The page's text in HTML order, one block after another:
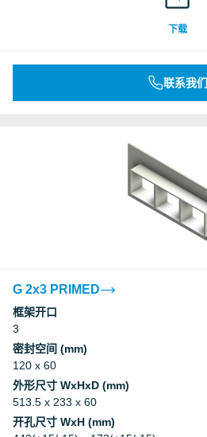
Underwriters Laboratories Inc.
Underwriters Laboratories Inc.
Underwriters Laboratories Inc.
Deutsches Institut für Bautechnik, DIBt
Deutsches Institut für Bautechnik, DIBt
下载
联系我们
G 2x3 PRIMED
框架开口
3
密封空间 (mm)
120 x 60
外形尺寸 WxHxD (mm)
513.5 x 233 x 60
开孔尺寸 WxH (mm)